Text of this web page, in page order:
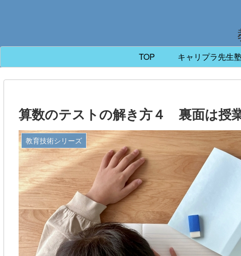
TOP キャリプラ先生
算数のテストの解き方４ 裏面は授
教育技術シリーズ